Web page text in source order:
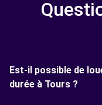
Est-il possible de
durée à Tours ?